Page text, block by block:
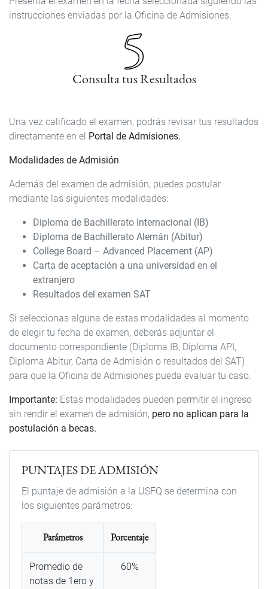
instrucciones enviadas por la Oficina de Admisiones.
Consulta tus Resultados
Una vez calificado el examen, podrás revisar tus resultados
directamente en el Portal de Admisiones.
Modalidades de Admisión
Además del examen de admisión, puedes postular
mediante las siguientes modalidades:
Diploma de Bachillerato Internacional (IB)
Diploma de Bachillerato Alemán (Abitur)
College Board – Advanced Placement (AP)
Carta de aceptación a una universidad en el
extranjero
Resultados del examen SAT
Si seleccionas alguna de estas modalidades al momento
de elegir tu fecha de examen, deberás adjuntar el
documento correspondiente (Diploma IB, Diploma API,
Diploma Abitur, Carta de Admisión o resultados del SAT)
para que la Oficina de Admisiones pueda evaluar tu caso.
Importante: Estas modalidades pueden permitir el ingreso
sin rendir el examen de admisión, pero no aplican para la
postulación a becas.
PUNTAJES DE ADMISIÓN
El puntaje de admisión a la USFQ se determina con
los siguientes parámetros:
Parámetros Porcentaje
Promedio de
notas de 1ero y
60%